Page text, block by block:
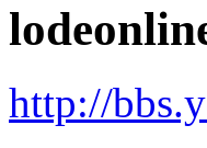
http://